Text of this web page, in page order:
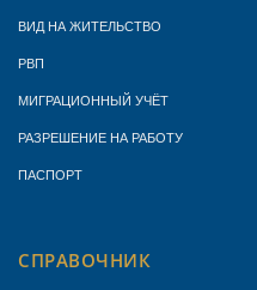
ВИД НА ЖИТЕЛЬСТВО
РВП
МИГРАЦИОННЫЙ УЧЁТ
РАЗРЕШЕНИЕ НА РАБОТУ
ПАСПОРТ
СПРАВОЧНИК